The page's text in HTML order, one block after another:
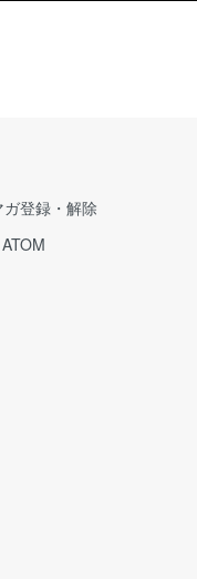
ガ登録・解除
ATOM